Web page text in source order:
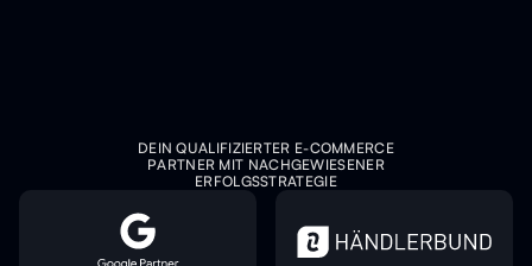
DEIN QUALIFIZIERTER E-COMMERCE
PARTNER MIT NACHGEWIESENER
ERFOLGSSTRATEGIE